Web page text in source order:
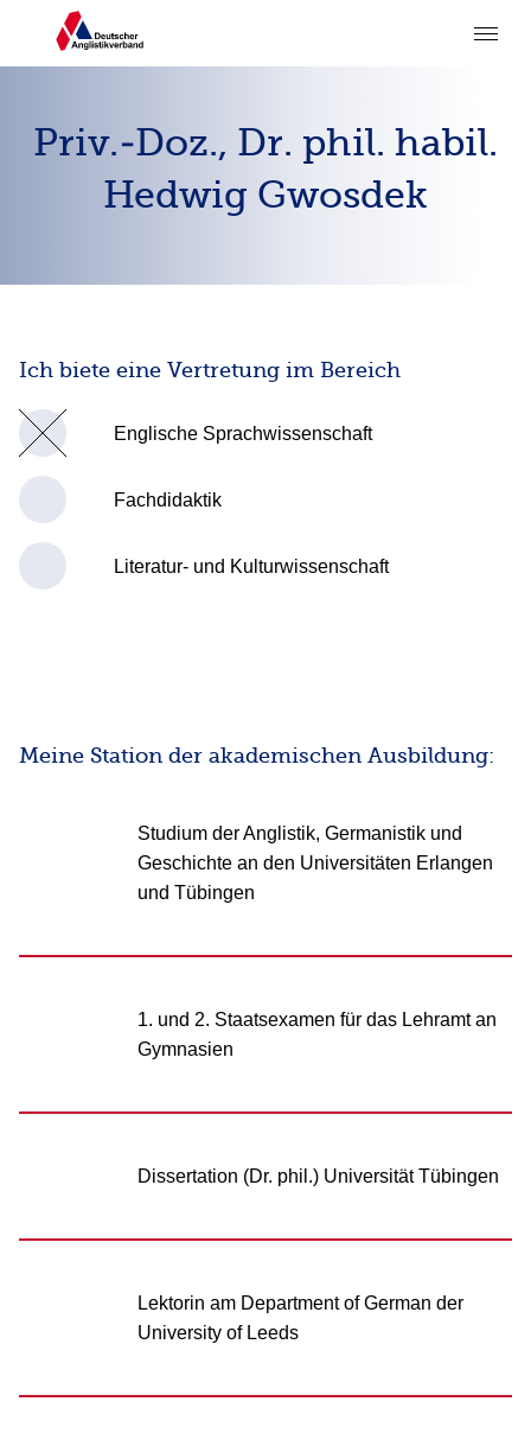
Priv.-Doz., Dr. phil. habil.
Hedwig Gwosdek
Ich biete eine Vertretung im Bereich
Englische Sprachwissenschaft
Fachdidaktik
Literatur- und Kulturwissenschaft
Meine Station der akademischen Ausbildung:
Studium der Anglistik, Germanistik und
Geschichte an den Universitäten Erlangen
und Tübingen
1. und 2. Staatsexamen für das Lehramt an
Gymnasien
Dissertation (Dr. phil.) Universität Tübingen
Lektorin am Department of German der
University of Leeds